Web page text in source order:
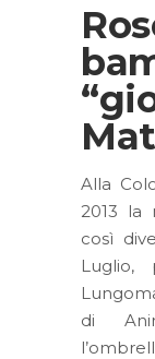
Alla
2013 la
così
Luglio,
di